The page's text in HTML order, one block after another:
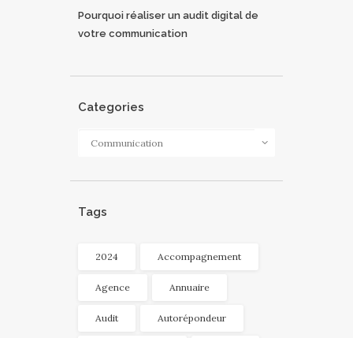
Pourquoi réaliser un audit digital de
votre communication
Categories
Tags
2024 Accompagnement
Agence Annuaire
Audit Autorépondeur